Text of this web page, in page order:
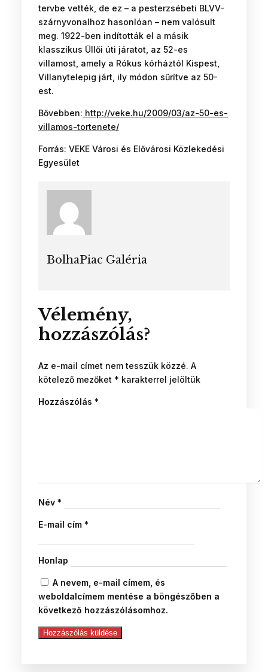
tervbe vették, de ez – a pesterzsébeti BLVV-
szárnyvonalhoz hasonlóan – nem valósult
meg. 1922-ben indították el a másik
klasszikus Üllői úti járatot, az 52-es
villamost, amely a Rókus kórháztól Kispest,
Villanytelepig járt, ily módon sűrítve az 50-
est.
Bővebben: http://veke.hu/2009/03/az-50-es-
villamos-tortenete/
Forrás: VEKE Városi és Elővárosi Közlekedési
Egyesület
BolhaPiac Galéria
Vélemény,
hozzászólás?
Az e-mail címet nem tesszük közzé. A
kötelező mezőket * karakterrel jelöltük
Hozzászólás *
Név *
E-mail cím *
Honlap
A nevem, e-mail címem, és
weboldalcímem mentése a böngészőben a
következő hozzászólásomhoz.